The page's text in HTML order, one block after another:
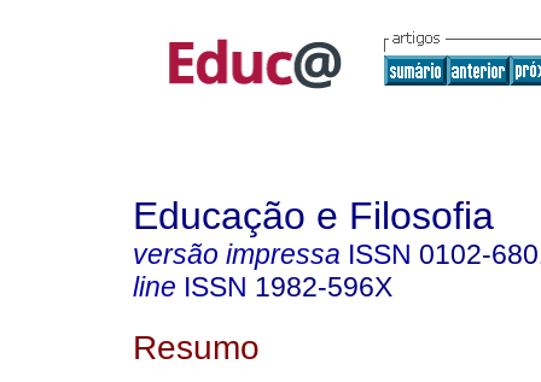
Educação e Filosofia
versão impressa ISSN 0102-
line ISSN 1982-596X
Resumo